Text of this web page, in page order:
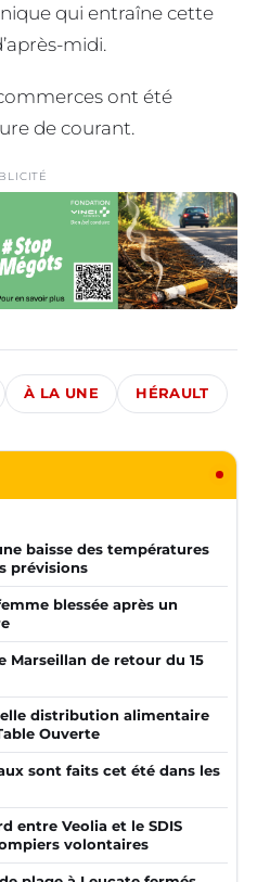
qui entraîne cette
midi.
ont été
de courant.
À LA UNE HÉRAULT
baisse des températures
prévisions
blessée après un
Marseillan de retour du 15
distribution alimentaire
Ouverte
sont faits cet été dans les
entre Veolia et le SDIS
volontaires